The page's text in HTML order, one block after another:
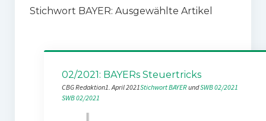
Stichwort BAYER: Ausgewählte Artikel
02/2021: BAYERs Steuertricks
CBG Redaktion1. April 2021Stichwort BAYER und SWB 02/2021
SWB 02/2021